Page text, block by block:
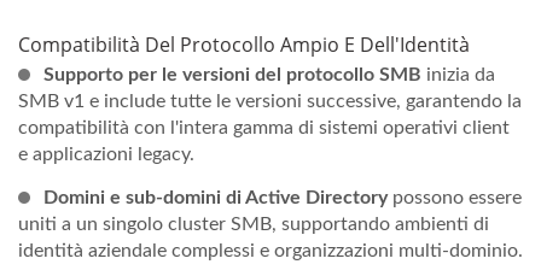
Compatibilità Del Protocollo Ampio E Dell'Identità
Supporto per le versioni del protocollo SMB inizia da
SMB v1 e include tutte le versioni successive, garantendo la
compatibilità con l'intera gamma di sistemi operativi client
e applicazioni legacy.
Domini e sub-domini di Active Directorypossono essere
uniti a un singolo cluster SMB, supportando ambienti di
identità aziendale complessi e organizzazioni multi-dominio.